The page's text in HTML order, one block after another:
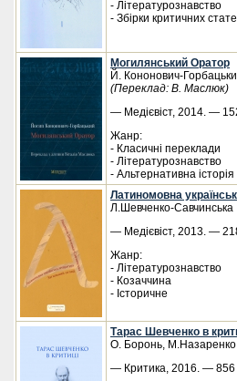
- Літературознавство
- Збірки критичних
Могилянський Оратор
Й. Кононович-
(Переклад: В. Маслюк)
— Медієвіст, 2014. —
Жанр:
- Класичні переклади
- Літературознавство
- Альтернативна історія
Латиномовна
Л.Шевченко-Савчинська
— Медієвіст, 2013. —
Жанр:
- Літературознавство
- Козаччина
- Історичне
Тарас Шевченко в
О. Боронь, М.Назаренко
— Критика, 2016. — 856